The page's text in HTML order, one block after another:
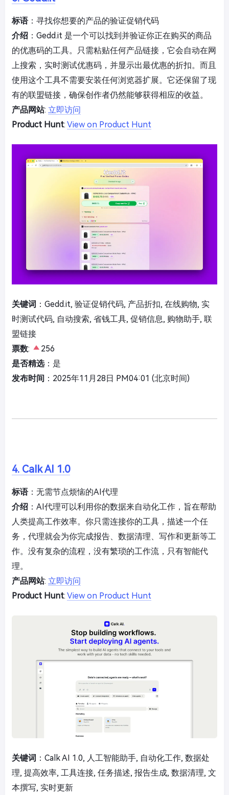
标语：寻找你想要的产品的验证促销代码
介绍 ：Gedd.it 是一个可以找到并验证你正在购买的商品
的优惠码的工具。只需粘贴任何产品链接，它会自动在网
上搜索，实时测试优惠码，并显示出最优惠的折扣。而且
使用这个工具不需要安装任何浏览器扩展。它还保留了现
有的联盟链接，确保创作者仍然能够获得相应的收益。
产品网站: 立即访问
Product Hunt: View on Product Hunt
关键词 ：Gedd.it, 验证促销代码, 产品折扣, 在线购物, 实
时测试代码, 自动搜索, 省钱工具, 促销信息, 购物助手, 联
盟链接
票数:
256
是否精选：是
发布时间 ：2025年11月28日 PM04:01 (北京时间)
4. Calk AI 1.0
标语：无需节点烦恼的AI代理
介绍 ：AI代理可以利用你的数据来自动化工作，旨在帮助
人类提高工作效率。你只需连接你的工具，描述一个任
务，代理就会为你完成报告、数据清理、写作和更新等工
作。没有复杂的流程，没有繁琐的工作流，只有智能代
理。
产品网站: 立即访问
Product Hunt: View on Product Hunt
关键词 ：Calk AI 1.0, 人工智能助手, 自动化工作, 数据处
理, 提高效率, 工具连接, 任务描述, 报告生成, 数据清理, 文
本撰写, 实时更新